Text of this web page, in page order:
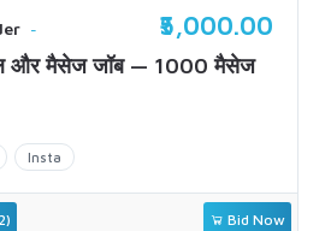
₹5,000.00
Insta
और मैसेज जॉब — 1000 मैसेज
Bid Now